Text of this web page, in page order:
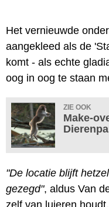
Het vernieuwde
aangekleed als de
komt - als echte
oog in oog te staan
ZIE OOK
Make-
"De locatie blijft
gezegd", aldus Van
zelf van luieren